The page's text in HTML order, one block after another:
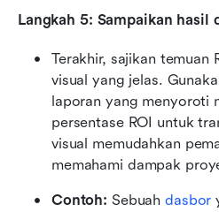
Langkah 5: Sampaikan hasil
Terakhir, sajikan temuan
visual yang jelas.
laporan yang menyoroti
persentase ROI untuk
visual memudahkan
memahami dampak
Contoh: Sebuah dasbor